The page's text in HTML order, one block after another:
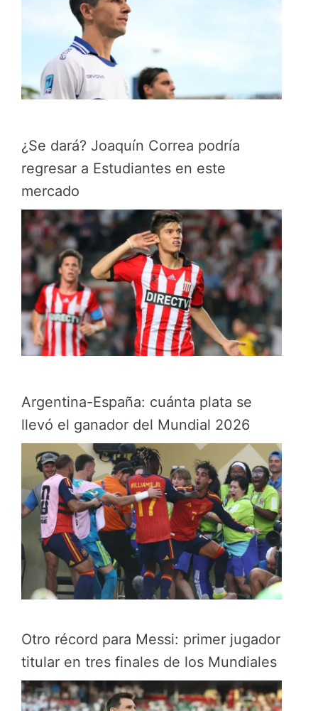
¿Se dará? Joaquín Correa podría
regresar a Estudiantes en este
mercado
Argentina-España: cuánta plata se
llevó el ganador del Mundial 2026
Otro récord para Messi: primer jugador
titular en tres finales de los Mundiales